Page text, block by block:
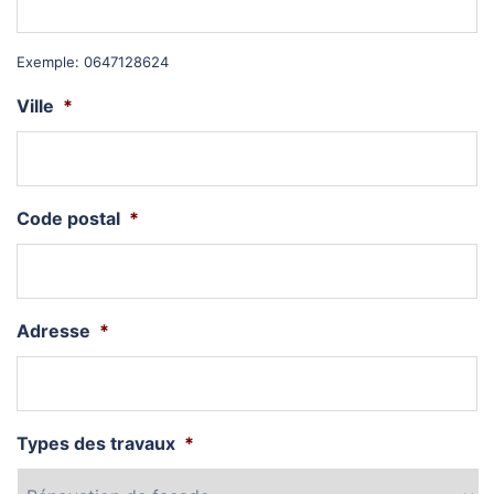
Exemple: 0647128624
Ville *
Code postal *
Adresse *
Types des travaux *